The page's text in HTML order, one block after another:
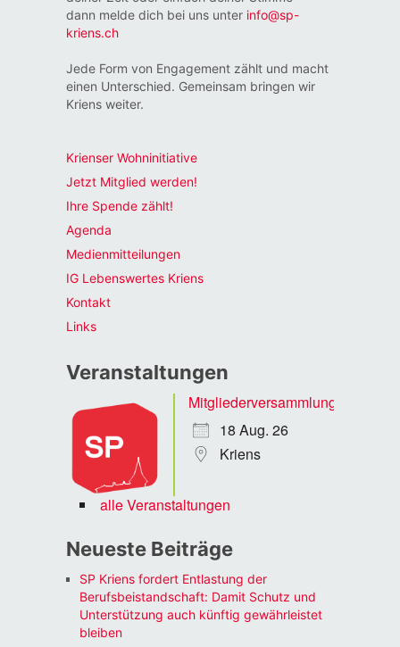
dann melde dich bei uns unter info@sp-
kriens.ch
Jede Form von Engagement zählt und macht
einen Unterschied. Gemeinsam bringen wir
Kriens weiter.
Krienser Wohninitiative
Jetzt Mitglied werden!
Ihre Spende zählt!
Agenda
Medienmitteilungen
IG Lebenswertes Kriens
Kontakt
Links
Veranstaltungen
Mitgliederversammlung
18 Aug. 26
Kriens
alle Veranstaltungen
Neueste Beiträge
SP Kriens fordert Entlastung der
Berufsbeistandschaft: Damit Schutz und
Unterstützung auch künftig gewährleistet
bleiben